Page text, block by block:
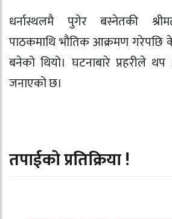
धर्नास्थलमै पुगेर बस्नेतकी
पाठकमाथि भौतिक आक्रमण गरेपछि
बनेको थियो। घटनाबारे प्रहरीले
जनाएको छ।
तपाईको प्रतिक्रिया !